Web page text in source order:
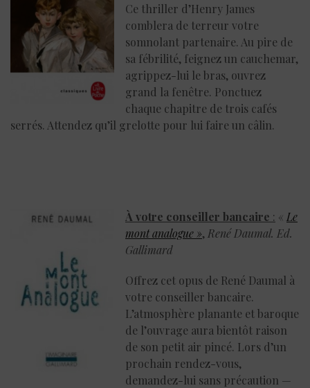
Ce thriller d’Henry James
comblera de terreur votre
somnolant partenaire. Au pire de
sa fébrilité, feignez un cauchemar,
agrippez-lui le bras, ouvrez
grand la fenêtre. Ponctuez
chaque chapitre de trois cafés
serrés. Attendez qu’il grelotte pour lui faire un câlin.
À votre conseiller bancaire : « Le
mont analogue », René Daumal. Ed.
Gallimard
Offrez cet opus de René Daumal à
votre conseiller bancaire.
L’atmosphère planante et baroque
de l’ouvrage aura bientôt raison
de son petit air pincé. Lors d’un
prochain rendez-vous,
demandez-lui sans précaution —